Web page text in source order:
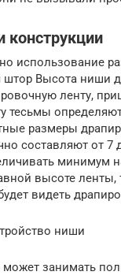
конструкции
использование
штор Высота ниши
ленту,
тесьмы
размеры
составляют от 7
минимум
высоте ленты,
видеть
ниши
занимать